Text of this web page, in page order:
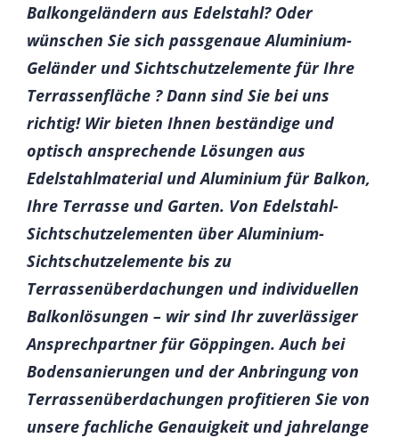
Balkongeländern aus Edelstahl? Oder
wünschen Sie sich passgenaue Aluminium-
Geländer und Sichtschutzelemente für Ihre
Terrassenfläche ? Dann sind Sie bei uns
richtig! Wir bieten Ihnen beständige und
optisch ansprechende Lösungen aus
Edelstahlmaterial und Aluminium für Balkon,
Ihre Terrasse und Garten. Von Edelstahl-
Sichtschutzelementen über Aluminium-
Sichtschutzelemente bis zu
Terrassenüberdachungen und individuellen
Balkonlösungen – wir sind Ihr zuverlässiger
Ansprechpartner für Göppingen. Auch bei
Bodensanierungen und der Anbringung von
Terrassenüberdachungen profitieren Sie von
unsere fachliche Genauigkeit und jahrelange